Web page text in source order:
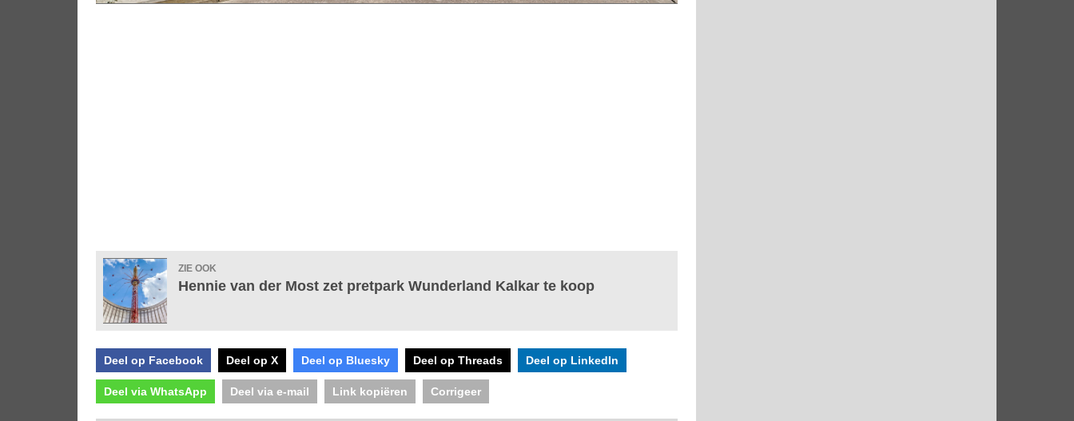
ZIE OOK
Hennie van der Most zet pretpark Wunderland Kalkar te koop
Deel op Facebook Deel op X Deel op Bluesky Deel op Threads Deel op LinkedIn
Deel via WhatsApp Deel via e-mail Link kopiëren Corrigeer